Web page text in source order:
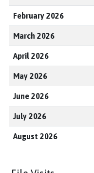
February 2026
March 2026
April 2026
May 2026
June 2026
July 2026
August 2026